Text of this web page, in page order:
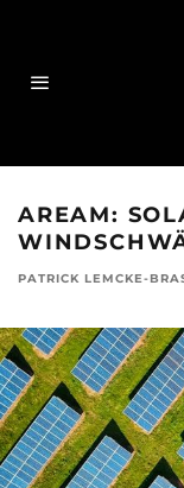
AREAM:
PATRICK LEMCKE-